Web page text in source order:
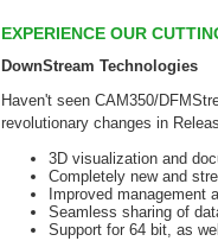
EXPERIENCE OUR
DownStream Technologies
Haven't seen CAM350/
revolutionary changes in
3D visualization and
Completely new and
Improved management
Seamless sharing of
Support for 64 bit, as